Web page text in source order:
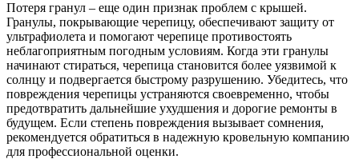
Потеря гранул – еще один признак проблем с крышей.
Гранулы, покрывающие черепицу, обеспечивают защиту от
ультрафиолета и помогают черепице противостоять
неблагоприятным погодным условиям. Когда эти гранулы
начинают стираться, черепица становится более уязвимой к
солнцу и подвергается быстрому разрушению. Убедитесь, что
повреждения черепицы устраняются своевременно, чтобы
предотвратить дальнейшие ухудшения и дорогие ремонты в
будущем. Если степень повреждения вызывает сомнения,
рекомендуется обратиться в надежную кровельную компанию
для профессиональной оценки.